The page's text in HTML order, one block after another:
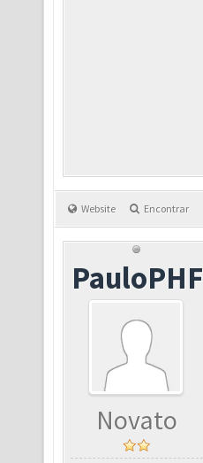
Website Encontrar
PauloPHF
Novato